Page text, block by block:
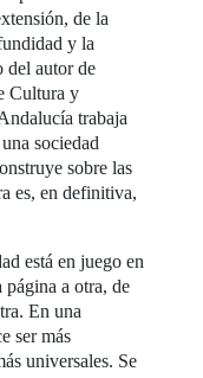
de la
y la
del autor de
Cultura y
trabaja
sociedad
sobre las
es, en definitiva,
está en juego en
página a otra, de
En una
ser más
universales. Se